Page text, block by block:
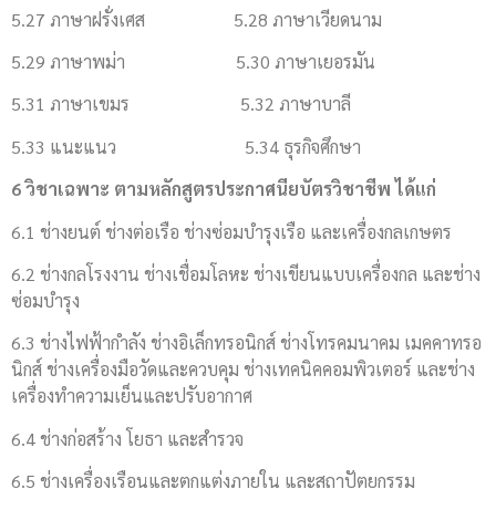
5.27 ภาษาฝรั่งเศส 5.28 ภาษาเวียดนาม
5.29 ภาษาพม่า 5.30 ภาษาเยอรมัน
5.31 ภาษาเขมร 5.32 ภาษาบาลี
5.33 แนะแนว 5.34 ธุรกิจศึกษา
6 วิชาเฉพาะ ตามหลักสูตรประกาศนียบัตรวิชาชีพ ได้แก่
6.1 ช่างยนต์ ช่างต่อเรือ ช่างซ่อมบำรุงเรือ และเครื่องกลเกษตร
6.2 ช่างกลโรงงาน ช่างเชื่อมโลหะ ช่างเขียนแบบเครื่องกล และช่าง
ซ่อมบำรุง
6.3 ช่างไฟฟ้ากำลัง ช่างอิเล็กทรอนิกส์ ช่างโทรคมนาคม เมคคาทรอ
นิกส์ ช่างเครื่องมือวัดและควบคุม ช่างเทคนิคคอมพิวเตอร์ และช่าง
เครื่องทำความเย็นและปรับอากาศ
6.4 ช่างก่อสร้าง โยธา และสำรวจ
6.5 ช่างเครื่องเรือนและตกแต่งภายใน และสถาปัตยกรรม